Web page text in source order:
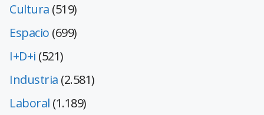
Cultura (519)
Espacio (699)
I+D+i (521)
Industria (2.581)
Laboral (1.189)